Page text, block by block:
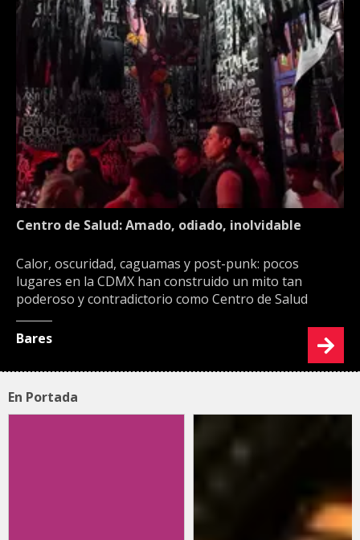
Centro de Salud: Amado, odiado, inolvidable
Calor, oscuridad, caguamas y post-punk: pocos
lugares en la CDMX han construido un mito tan
poderoso y contradictorio como Centro de Salud
Bares
En Portada